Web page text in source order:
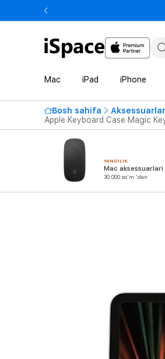
Mac iPad iPhone
Bosh sahifa Aksessuarlar
Apple Keyboard Case Magic
YANGILIK
Mac aksessuarlari
30 000 so'm 'dan